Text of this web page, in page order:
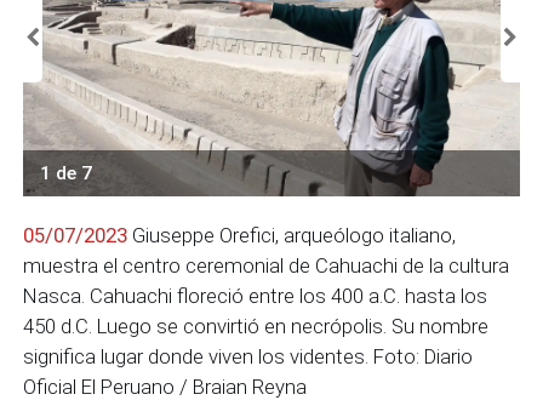
1 de 7
05/07/2023 Giuseppe Orefici, arqueólogo italiano,
muestra el centro ceremonial de Cahuachi de la cultura
Nasca. Cahuachi floreció entre los 400 a.C. hasta los
450 d.C. Luego se convirtió en necrópolis. Su nombre
significa lugar donde viven los videntes. Foto: Diario
Oficial El Peruano / Braian Reyna